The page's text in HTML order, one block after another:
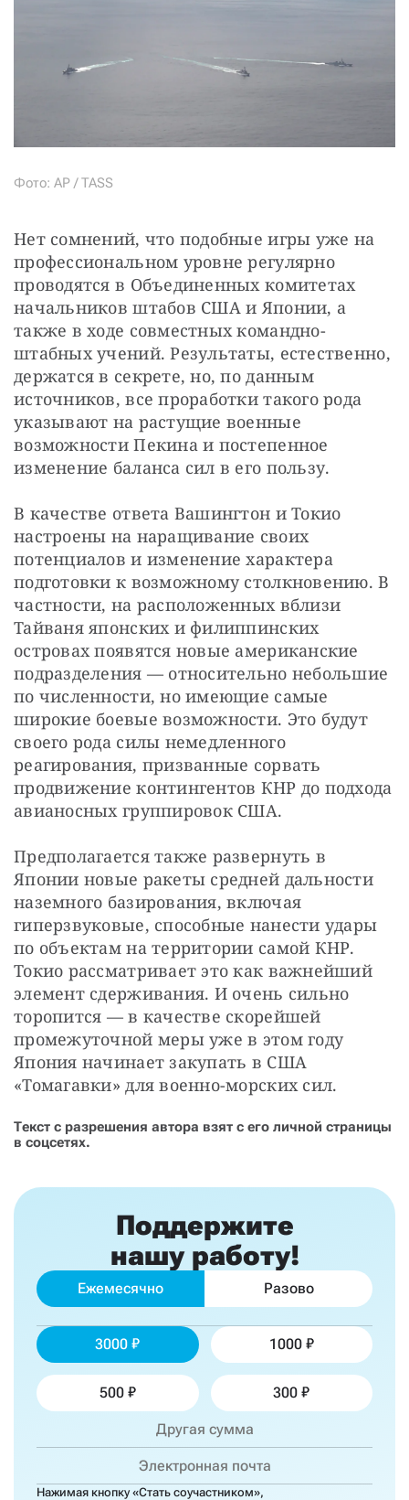
Фото: AP / TASS
Нет сомнений, что подобные игры уже на
профессиональном уровне регулярно
проводятся в Объединенных комитетах
начальников штабов США и Японии, а
также в ходе совместных командно-
штабных учений. Результаты, естественно,
держатся в секрете, но, по данным
источников, все проработки такого рода
указывают на растущие военные
возможности Пекина и постепенное
изменение баланса сил в его пользу.
В качестве ответа Вашингтон и Токио
настроены на наращивание своих
потенциалов и изменение характера
подготовки к возможному столкновению. В
частности, на расположенных вблизи
Тайваня японских и филиппинских
островах появятся новые американские
подразделения — относительно небольшие
по численности, но имеющие самые
широкие боевые возможности. Это будут
своего рода силы немедленного
реагирования, призванные сорвать
продвижение контингентов КНР до подхода
авианосных группировок США.
Предполагается также развернуть в
Японии новые ракеты средней дальности
наземного базирования, включая
гиперзвуковые, способные нанести удары
по объектам на территории самой КНР.
Токио рассматривает это как важнейший
элемент сдерживания. И очень сильно
торопится — в качестве скорейшей
промежуточной меры уже в этом году
Япония начинает закупать в США
«Томагавки» для военно-морских сил.
Текст с разрешения автора взят с его личной страницы
в соцсетях.
Поддержите
нашу работу!
Ежемесячно Разово
3000 1000
500 300
Нажимая кнопку «Стать соучастником»,